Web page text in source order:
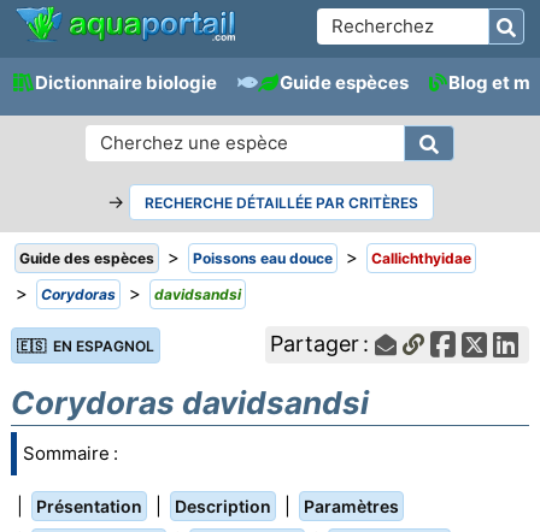
Dictionnaire biologie Guide espèces Blog et
→ RECHERCHE DÉTAILLÉE PAR CRITÈRES
Guide des espèces > Poissons eau douce > Callichthyidae
> Corydoras > davidsandsi
🇪🇸 EN ESPAGNOL Partager :
Corydoras davidsandsi
Sommaire :
Présentation Description Paramètres